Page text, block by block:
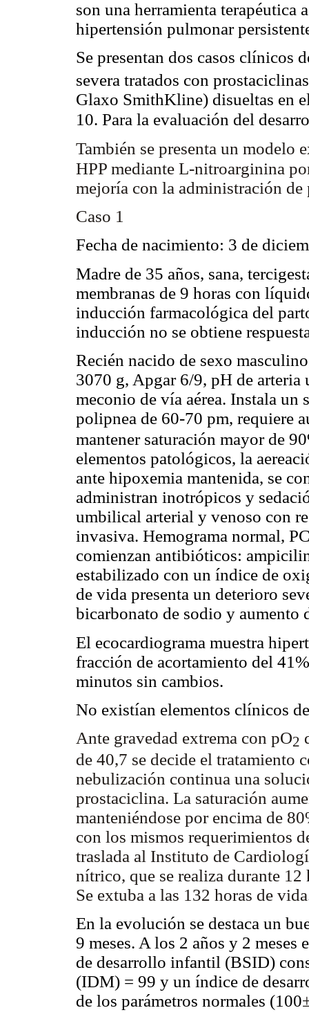
son una herramienta terapéutica
hipertensión pulmonar
Se presentan dos casos clínicos
severa tratados con
Glaxo SmithKline) disueltas en
10. Para la evaluación del
También se presenta un modelo
HPP mediante L-nitroarginina
mejoría con la administración
Caso 1
Fecha de nacimiento: 3 de
Madre de 35 años, sana,
membranas de 9 horas con
inducción farmacológica del
inducción no se obtiene
Recién nacido de sexo
3070 g, Apgar 6/9, pH de
meconio de vía aérea. Instala
polipnea de 60-70 pm, requiere
mantener saturación mayor de
elementos patológicos, la
ante hipoxemia mantenida, se
administran inotrópicos y
umbilical arterial y venoso con
invasiva. Hemograma normal,
comienzan antibióticos:
estabilizado con un índice de
de vida presenta un deterioro
bicarbonato de sodio y aumento
El ecocardiograma muestra
fracción de acortamiento del
minutos sin cambios.
No existían elementos clínicos
Ante gravedad extrema con pO2
de 40,7 se decide el tratamiento
nebulización continua una
prostaciclina. La saturación
manteniéndose por encima de
con los mismos requerimientos
traslada al Instituto de
nítrico, que se realiza durante
Se extuba a las 132 horas de
En la evolución se destaca un
9 meses. A los 2 años y 2 meses
de desarrollo infantil (BSID)
(IDM) = 99 y un índice de
de los parámetros normales (100